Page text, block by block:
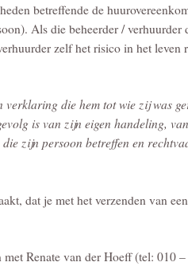
betreffende de
Als die beheerder / verhuurder
zelf het risico in het leven
verklaring die hem tot wie zij was
is van zijn eigen handeling,
zijn persoon betreffen en
dat je met het verzenden van
Renate van der Hoeff (tel: 010